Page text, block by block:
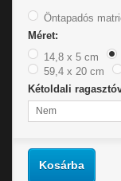
Öntapadós
Méret:
14,8 x 5 cm
59,4 x 20 cm
Kétoldali
Nem
Kosárba